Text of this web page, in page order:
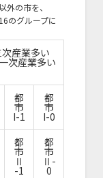
の市を、
のグループに
産業多い
次産業多い
都
市
I-1
都
市
I-0
都
市
Ⅱ
-1
都
市
Ⅱ-
0